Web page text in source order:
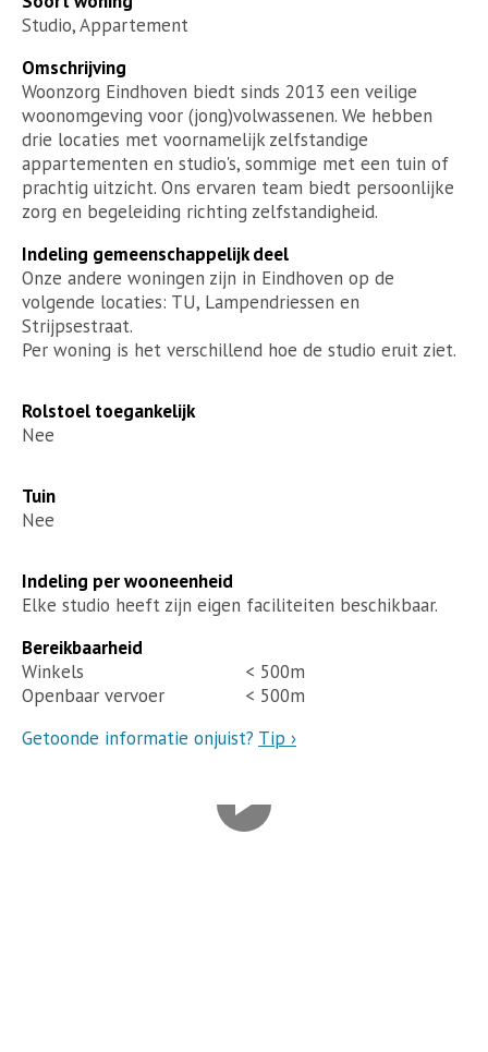
Studio, Appartement
Omschrijving
Woonzorg Eindhoven biedt sinds 2013 een veilige
woonomgeving voor (jong)volwassenen. We hebben
drie locaties met voornamelijk zelfstandige
appartementen en studio's, sommige met een tuin of
prachtig uitzicht. Ons ervaren team biedt persoonlijke
zorg en begeleiding richting zelfstandigheid.
Indeling gemeenschappelijk deel
Onze andere woningen zijn in Eindhoven op de
volgende locaties: TU, Lampendriessen en
Strijpsestraat.
Per woning is het verschillend hoe de studio eruit ziet.
Rolstoel toegankelijk
Nee
Tuin
Nee
Indeling per wooneenheid
Elke studio heeft zijn eigen faciliteiten beschikbaar.
Bereikbaarheid
Winkels
< 500m
Openbaar vervoer
< 500m
Getoonde informatie onjuist? Tip ›